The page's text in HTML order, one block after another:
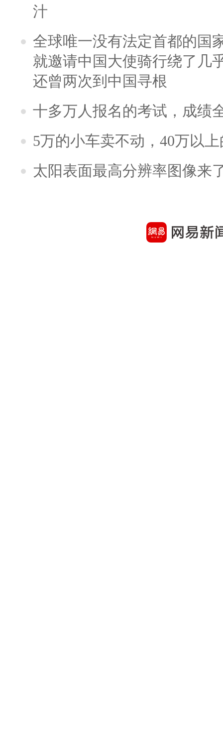
汁
全球唯一没有法定首都的国
就邀请中国大使骑行绕了几
还曾两次到中国寻根
十多万人报名的考试，成绩
5万的小车卖不动，40万以
太阳表面最高分辨率图像来